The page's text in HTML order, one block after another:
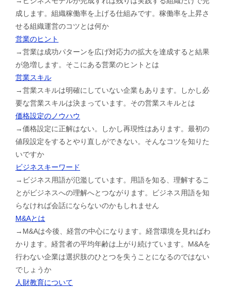
成します。組織稼働率を上げる仕組みです。稼働率を上昇さ
せる組織運営のコツとは何か
営業のヒント
→営業は成功パターンを広げ対応力の拡大を達成すると結果
が急増します。そこにある営業のヒントとは
営業スキル
→営業スキルは明確にしていない企業もあります。しかし必
要な営業スキルは決まっています。その営業スキルとは
価格設定のノウハウ
→価格設定に正解はない。しかし再現性はあります。最初の
値段設定をするとやり直しができない。そんなコツを知りた
いですか
ビジネスキーワード
→ビジネス用語が氾濫しています。用語を知る、理解するこ
とがビジネスへの理解へとつながります。ビジネス用語を知
らなければ会話にならないのかもしれません
M&Aとは
→M&Aは今後、経営の中心になります。経営環境を見ればわ
かります。経営者の平均年齢は上がり続けています。M&Aを
行わない企業は選択肢のひとつを失うことになるのではない
でしょうか
人財教育について